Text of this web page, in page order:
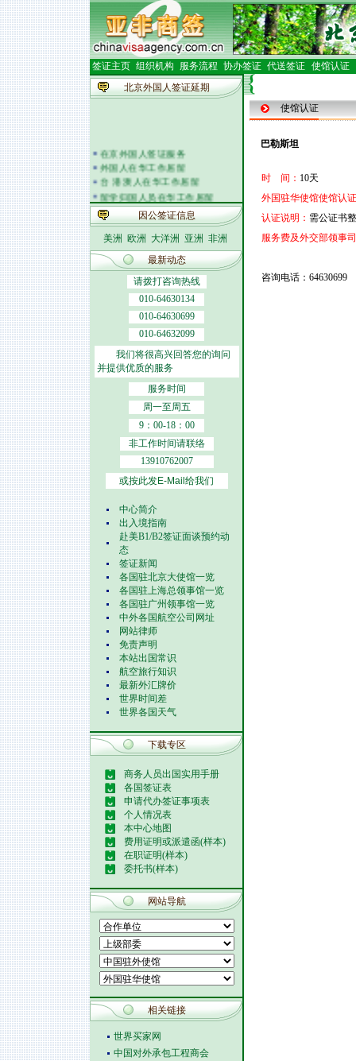
签证主页 组织机构 服务流程 协办签证 代送签证 使馆认证
北京外国人签证延期
在京外国人签证服务
外国人在华工作居留
台 港 澳人在华工作居留
留学归国人员在华工作居留
外籍人员体检
外国人在华开车
签证邀请函电
外商投资企业
外国(地区)企业常驻代表机构
北京市居民出境证件
因公签证信息
美洲 欧洲 大洋洲 亚洲 非洲
最新动态
请拨打咨询热线
010-64630134
010-64630699
010-64632099
我们将很高兴回答您的询问
并提供优质的服务
服务时间
周一至周五
9：00-18：00
非工作时间请联络
13910762007
或按此发E-Mail给我们
中心简介
出入境指南
赴美B1/B2签证面谈预约动
态
签证新闻
各国驻北京大使馆一览
各国驻上海总领事馆一览
各国驻广州领事馆一览
中外各国航空公司网址
网站律师
免责声明
本站出国常识
航空旅行知识
最新外汇牌价
世界时间差
世界各国天气
下载专区
商务人员出国实用手册
各国签证表
申请代办签证事项表
个人情况表
本中心地图
费用证明或派遣函(样本)
在职证明(样本)
委托书(样本)
网站导航
相关链接
世界买家网
中国对外承包工程商会
使馆认证
巴勒斯坦
时 间： 10天
外国驻华使馆使馆认
认证说明： 需公证书
服务费及外交部领事
咨询电话：64630699